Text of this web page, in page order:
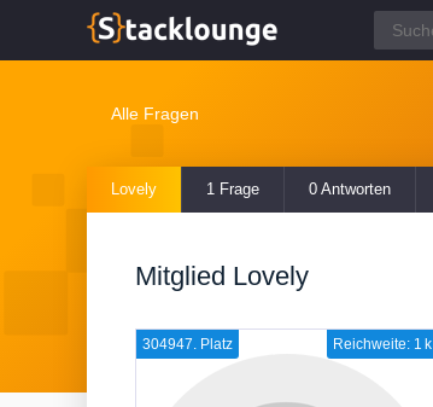
Alle Fragen
Lovely 1 Frage 0 Antworten
Mitglied Lovely
Reichweite: 1 k
304947. Platz